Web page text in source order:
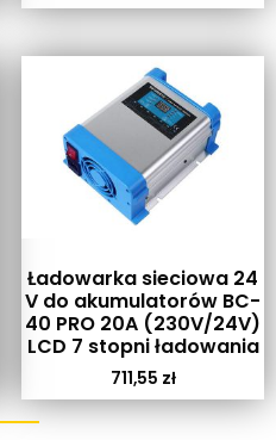
Ładowarka sieciowa 24
V do akumulatorów BC-
40 PRO 20A (230V/24V)
LCD 7 stopni ładowania
711,55 zł